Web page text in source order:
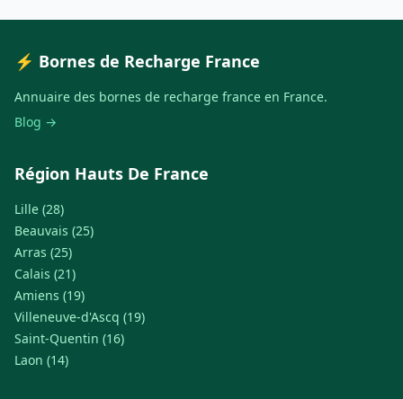
⚡ Bornes de Recharge France
Annuaire des bornes de recharge france en France.
Blog →
Région Hauts De France
Lille (28)
Beauvais (25)
Arras (25)
Calais (21)
Amiens (19)
Villeneuve-d'Ascq (19)
Saint-Quentin (16)
Laon (14)